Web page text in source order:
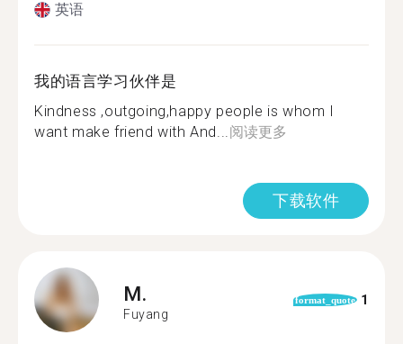
英语
我的语言学习伙伴是
Kindness ,outgoing,happy people is whom I
want make friend with And...阅读更多
下载软件
M.
Fuyang
format_quote 1